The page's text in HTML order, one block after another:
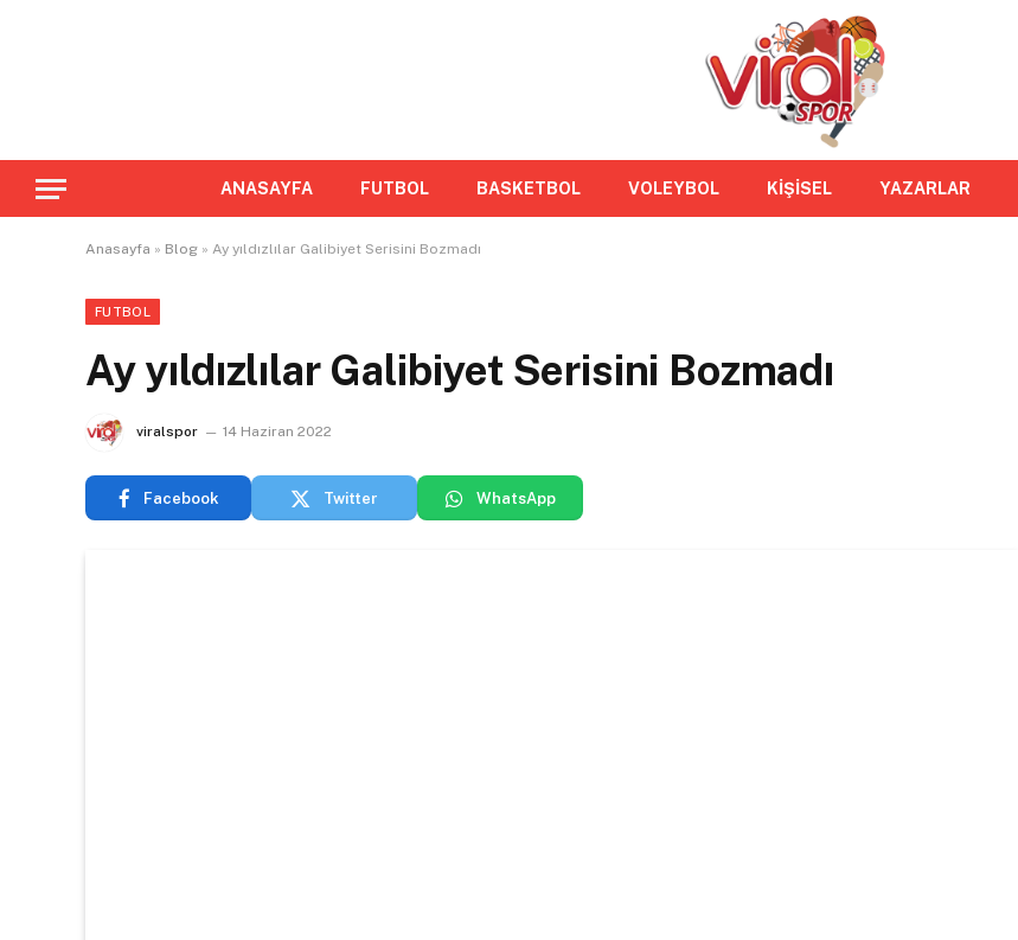
ANASAYFA FUTBOL BASKETBOL VOLEYBOL KİŞİSEL YAZARLAR
Anasayfa » Blog » Ay yıldızlılar Galibiyet Serisini Bozmadı
FUTBOL
Ay yıldızlılar Galibiyet Serisini Bozmadı
viralspor 14 Haziran 2022
Facebook Twitter WhatsApp